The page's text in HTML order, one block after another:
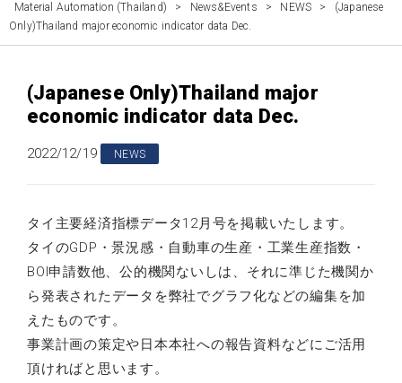
Material Automation (Thailand) > News&Events > NEWS >
(Japanese
Only)Thailand major economic indicator data Dec.
(Japanese Only)Thailand major
economic indicator data Dec.
2022/12/19 NEWS
タイ主要経済指標データ12月号を掲載いたします。
タイのGDP・景況感・自動車の生産・工業生産指数・
BOI申請数他、公的機関ないしは、それに準じた機関か
ら発表されたデータを弊社でグラフ化などの編集を加
えたものです。
事業計画の策定や日本本社への報告資料などにご活用
頂ければと思います。